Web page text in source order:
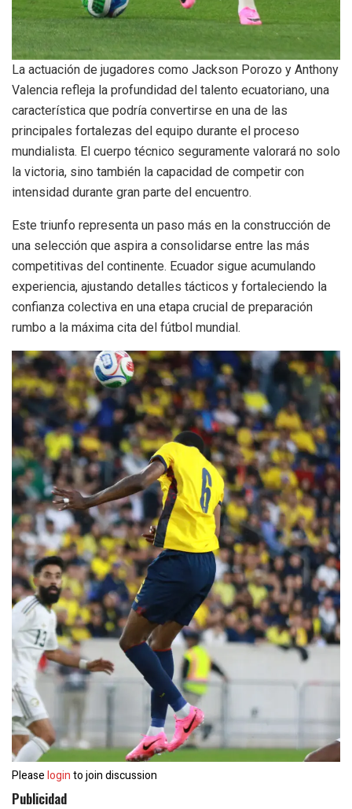
La actuación de jugadores como Jackson Porozo y Anthony
Valencia refleja la profundidad del talento ecuatoriano, una
característica que podría convertirse en una de las
principales fortalezas del equipo durante el proceso
mundialista. El cuerpo técnico seguramente valorará no solo
la victoria, sino también la capacidad de competir con
intensidad durante gran parte del encuentro.
Este triunfo representa un paso más en la construcción de
una selección que aspira a consolidarse entre las más
competitivas del continente. Ecuador sigue acumulando
experiencia, ajustando detalles tácticos y fortaleciendo la
confianza colectiva en una etapa crucial de preparación
rumbo a la máxima cita del fútbol mundial.
Pleaseloginto join discussion
Publicidad